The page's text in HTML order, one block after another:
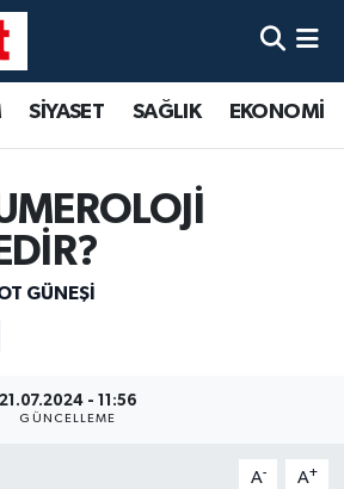
SİYASET SAĞLIK EKONOMİ
GÜNEŞI
21.07.2024 - 11:56
GÜNCELLEME
A- A+
Haritası
Durumu ve Fikstür